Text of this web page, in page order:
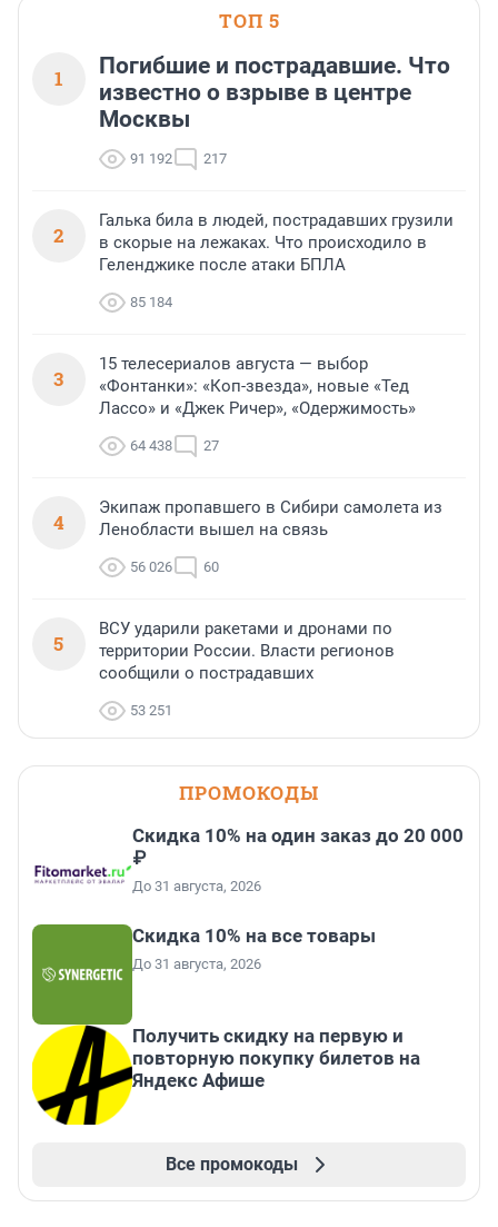
ТОП 5
1
Погибшие и пострадавшие. Что
известно о взрыве в центре
Москвы
91 192 217
2
Галька била в людей, пострадавших грузили
в скорые на лежаках. Что происходило в
Геленджике после атаки БПЛА
85 184
3
15 телесериалов августа — выбор
«Фонтанки»: «Коп-звезда», новые «Тед
Лассо» и «Джек Ричер», «Одержимость»
64 438 27
4
Экипаж пропавшего в Сибири самолета из
Ленобласти вышел на связь
56 026 60
5
ВСУ ударили ракетами и дронами по
территории России. Власти регионов
сообщили о пострадавших
53 251
ПРОМОКОДЫ
Скидка 10% на один заказ до 20 000
₽
До 31 августа, 2026
Скидка 10% на все товары
До 31 августа, 2026
Получить скидку на первую и
повторную покупку билетов на
Яндекс Афише
Все промокоды